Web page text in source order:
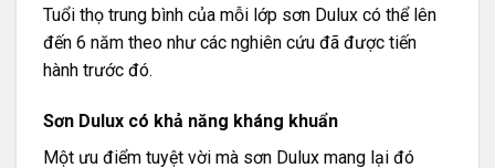
Tuổi thọ trung bình của mỗi lớp sơn Dulux có thể lên
đến 6 năm theo như các nghiên cứu đã được tiến
hành trước đó.
Sơn Dulux có khả năng kháng khuẩn
Một ưu điểm tuyệt vời mà sơn Dulux mang lại đó